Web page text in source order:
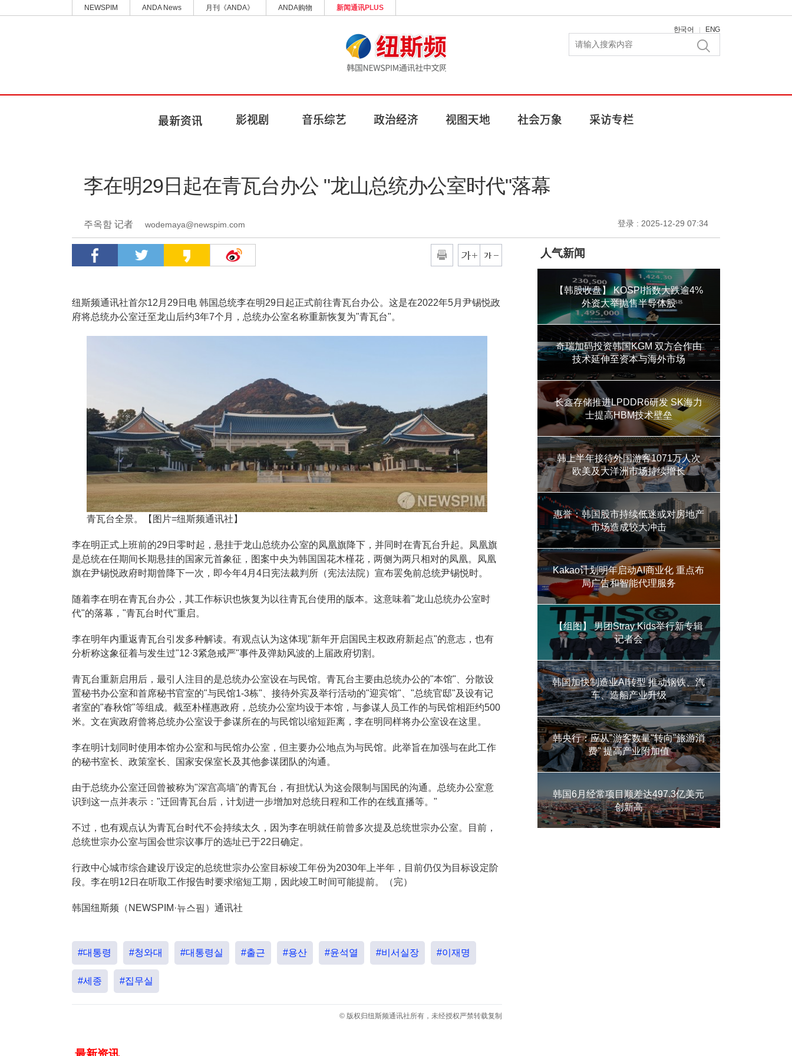
NEWSPIM ANDA News 月刊《ANDA》 ANDA购物 新闻通讯PLUS
한국어 | ENG
李在明29日起在青瓦台办公 "龙山总统办公室时代"落幕
주옥함 记者 wodemaya@newspim.com 登录 : 2025-12-29 07:34
纽斯频通讯社首尔12月29日电 韩国总统李在明29日起正式前往青瓦台办公。这是在2022年5月尹锡悦政
府将总统办公室迁至龙山后约3年7个月，总统办公室名称重新恢复为"青瓦台"。
青瓦台全景。【图片=纽斯频通讯社】
李在明正式上班前的29日零时起，悬挂于龙山总统办公室的凤凰旗降下，并同时在青瓦台升起。凤凰旗
是总统在任期间长期悬挂的国家元首象征，图案中央为韩国国花木槿花，两侧为两只相对的凤凰。凤凰
旗在尹锡悦政府时期曾降下一次，即今年4月4日宪法裁判所（宪法法院）宣布罢免前总统尹锡悦时。
随着李在明在青瓦台办公，其工作标识也恢复为以往青瓦台使用的版本。这意味着"龙山总统办公室时
代"的落幕，"青瓦台时代"重启。
李在明年内重返青瓦台引发多种解读。有观点认为这体现"新年开启国民主权政府新起点"的意志，也有
分析称这象征着与发生过"12·3紧急戒严"事件及弹劾风波的上届政府切割。
青瓦台重新启用后，最引人注目的是总统办公室设在与民馆。青瓦台主要由总统办公的"本馆"、分散设
置秘书办公室和首席秘书官室的"与民馆1-3栋"、接待外宾及举行活动的"迎宾馆"、"总统官邸"及设有记
者室的"春秋馆"等组成。截至朴槿惠政府，总统办公室均设于本馆，与参谋人员工作的与民馆相距约500
米。文在寅政府曾将总统办公室设于参谋所在的与民馆以缩短距离，李在明同样将办公室设在这里。
李在明计划同时使用本馆办公室和与民馆办公室，但主要办公地点为与民馆。此举旨在加强与在此工作
的秘书室长、政策室长、国家安保室长及其他参谋团队的沟通。
由于总统办公室迁回曾被称为"深宫高墙"的青瓦台，有担忧认为这会限制与国民的沟通。总统办公室意
识到这一点并表示："迁回青瓦台后，计划进一步增加对总统日程和工作的在线直播等。"
不过，也有观点认为青瓦台时代不会持续太久，因为李在明就任前曾多次提及总统世宗办公室。目前，
总统世宗办公室与国会世宗议事厅的选址已于22日确定。
行政中心城市综合建设厅设定的总统世宗办公室目标竣工年份为2030年上半年，目前仍仅为目标设定阶
段。李在明12日在听取工作报告时要求缩短工期，因此竣工时间可能提前。（完）
韩国纽斯频（NEWSPIM·뉴스핌）通讯社
#대통령 #청와대 #대통령실 #출근 #용산 #윤석열 #비서실장 #이재명
#세종 #집무실
© 版权归纽斯频通讯社所有，未经授权严禁转载复制
人气新闻
【韩股收盘】 KOSPI指数大跌逾4%
外资大举抛售半导体股
奇瑞加码投资韩国KGM 双方合作由
技术延伸至资本与海外市场
长鑫存储推进LPDDR6研发 SK海力
士提高HBM技术壁垒
韩上半年接待外国游客1071万人次
欧美及大洋洲市场持续增长
惠誉：韩国股市持续低迷或对房地产
市场造成较大冲击
Kakao计划明年启动AI商业化 重点布
局广告和智能代理服务
【组图】 男团Stray Kids举行新专辑
记者会
韩国加快制造业AI转型 推动钢铁、汽
车、造船产业升级
韩央行：应从"游客数量"转向"旅游消
费" 提高产业附加值
韩国6月经常项目顺差达497.3亿美元
创新高